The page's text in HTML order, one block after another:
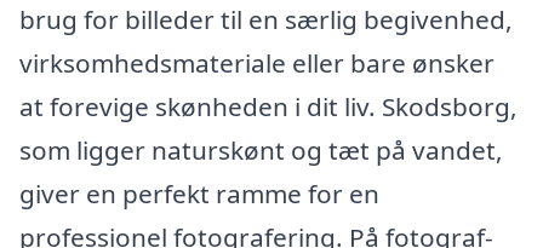
brug for billeder til en særlig begivenhed,
virksomhedsmateriale eller bare ønsker
at forevige skønheden i dit liv. Skodsborg,
som ligger naturskønt og tæt på vandet,
giver en perfekt ramme for en
professionel fotografering. På fotograf-